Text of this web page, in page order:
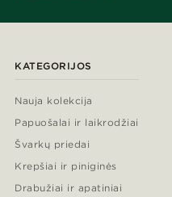
KATEGORIJOS
Nauja kolekcija
Papuošalai ir laikrodžiai
Švarkų priedai
Krepšiai ir piniginės
Drabužiai ir apatiniai